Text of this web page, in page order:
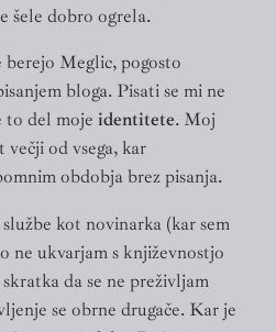
šele dobro ogrela.
Meglic, pogosto
bloga. Pisati se mi ne
to del moje identitete. Moj
od vsega, kar
obdobja brez pisanja.
kot novinarka (kar sem
ne ukvarjam s književnostjo
da se ne preživljam
se obrne drugače. Kar je